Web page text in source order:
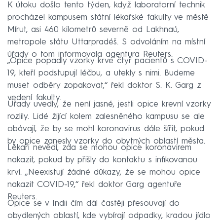
K útoku došlo tento týden, když laboratorní technik
procházel kampusem státní lékařské fakulty ve městě
Mírut, asi 460 kilometrů severně od Lakhnaú,
metropole státu Uttarpradéš. S odvoláním na místní
úřady o tom informovala agentura Reuters.
„Opice popadly vzorky krve čtyř pacientů s COVID-
19, kteří podstupují léčbu, a utekly s nimi. Budeme
muset odběry zopakovat,“ řekl doktor S. K. Garg z
vedení fakulty.
Úřady uvedly, že není jasné, jestli opice krevní vzorky
rozlily. Lidé žijící kolem zalesněného kampusu se ale
obávají, že by se mohl koronavirus dále šířit, pokud
by opice zanesly vzorky do obytných oblastí města.
Lékaři nevědí, zda se mohou opice koronavirem
nakazit, pokud by přišly do kontaktu s infikovanou
krví. „Neexistují žádné důkazy, že se mohou opice
nakazit COVID-19,“ řekl doktor Garg agentuře
Reuters.
Opice se v Indii čím dál častěji přesouvají do
obydlených oblastí, kde vybírají odpadky, kradou jídlo